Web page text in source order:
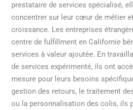
prestataire de services spécialisé,
concentrer sur leur cœur de métier
croissance. Les entreprises
centre de fulfillment en Californie
services à valeur ajoutée. En
de services expérimenté, ils ont
mesure pour leurs besoins
gestion des retours, le traitement
ou la personnalisation des colis, ils